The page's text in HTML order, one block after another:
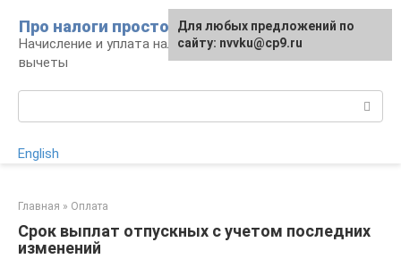
контенту
Про налоги просто
Начисление и уплата налогов, налоговые
вычеты
English
Главная » Оплата
Срок выплат отпускных с учетом последних
изменений
Для любых предложений по
сайту: nvvku@cp9.ru